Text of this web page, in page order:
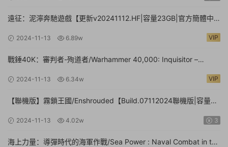
遠征：泥濘奔馳遊戲【更新v20241112.HF|容量23GB|官方簡體中
2024-11-13 6.89w VIP
戰錘40K：審判者-殉道者/Warhammer 40,000: Inquisitor –
2024-11-13 6.34w VIP
【聯機版】霧鎖王國/Enshrouded【Build.07112024聯機版|容量
2024-11-13 4.02w 3
海上力量：導彈時代的海軍作戰/Sea Power : Naval Combat in the